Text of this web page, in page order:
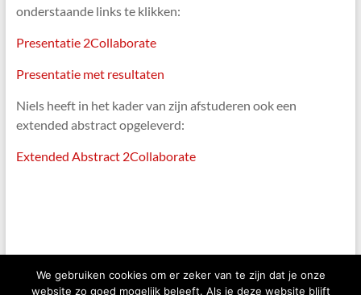
onderstaande links te klikken:
Presentatie 2Collaborate
Presentatie met resultaten
Niels heeft in het kader van zijn afstuderen ook een
extended abstract opgeleverd:
Extended Abstract 2Collaborate
We gebruiken cookies om er zeker van te zijn dat je onze
website zo goed mogelijk beleeft. Als je deze website blijft